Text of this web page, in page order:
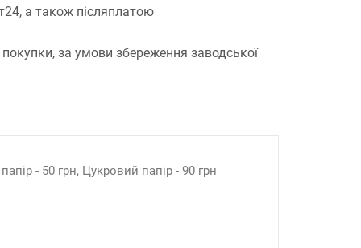
а також післяплатою
за умови збереження заводської
- 50 грн, Цукровий папір - 90 грн